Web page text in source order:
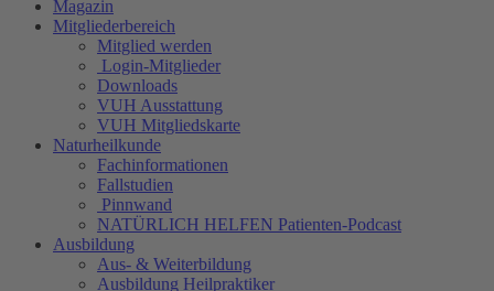
Magazin
Mitgliederbereich
Mitglied werden
Login-Mitglieder
Downloads
VUH Ausstattung
VUH Mitgliedskarte
Naturheilkunde
Fachinformationen
Fallstudien
Pinnwand
NATÜRLICH HELFEN Patienten-Podcast
Ausbildung
Aus- & Weiterbildung
Ausbildung Heilpraktiker